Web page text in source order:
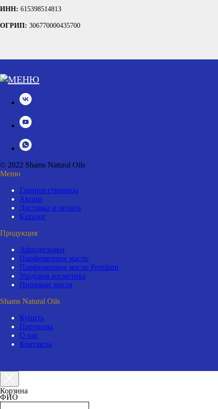
ИНН: 615398514813
ОГРИП: 306770000435700
© 2022 Shams Natural Oils
Меню
Главная страница
Акции
Доставка и оплата
Каталог
Продукция
Афродизиаки
Парфюмерное масло
Парфюмерное масло Premium
Уходовая косметика
Пищевые масла
Shams Natural Oils
Купить
Партнеры
О нас
Контакты
Корзина
ФИО